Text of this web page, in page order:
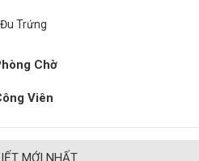
Trứng
Chờ
Viên
MỚI NHẤT